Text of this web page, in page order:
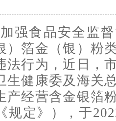
强食品安全监
）箔金（银）粉
法行为，近日，
生健康委及海关
产经营含金银箔
规定》），于